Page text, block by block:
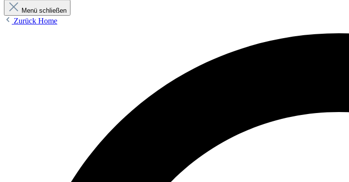
Menü schließen
Zurück Home